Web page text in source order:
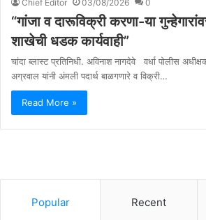
Chief Editor 03/08/2026 0
“गांजा व दारूविक्री करणा-या
शाखेची धडक कार्यवाही”
चांदा ब्लास्ट प्रतिनिधी. अविनाश नागदेवे वर्धा पोलीस
अग्रवाल यांनी अंमली पदार्थ बाळगणारे व विक्री…
Read More »
Popular Recent